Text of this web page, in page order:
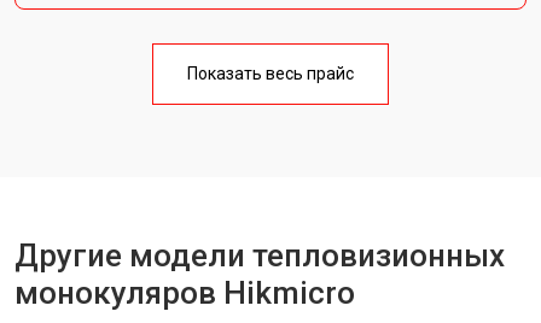
Показать весь прайс
Другие модели тепловизионных
монокуляров Hikmicro